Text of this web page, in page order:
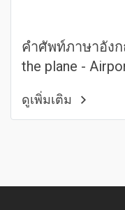
คำศัพท์ภาษาอัง
the plane -
ดูเพิ่มเติม